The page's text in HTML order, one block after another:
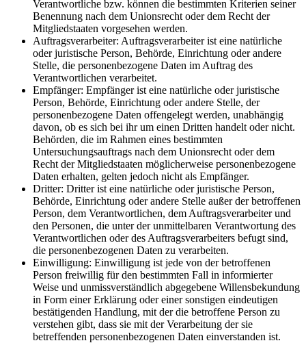
Verantwortliche bzw. können die bestimmten Kriterien seiner
Benennung nach dem Unionsrecht oder dem Recht der
Mitgliedstaaten vorgesehen werden.
Auftragsverarbeiter: Auftragsverarbeiter ist eine natürliche
oder juristische Person, Behörde, Einrichtung oder andere
Stelle, die personenbezogene Daten im Auftrag des
Verantwortlichen verarbeitet.
Empfänger: Empfänger ist eine natürliche oder juristische
Person, Behörde, Einrichtung oder andere Stelle, der
personenbezogene Daten offengelegt werden, unabhängig
davon, ob es sich bei ihr um einen Dritten handelt oder nicht.
Behörden, die im Rahmen eines bestimmten
Untersuchungsauftrags nach dem Unionsrecht oder dem
Recht der Mitgliedstaaten möglicherweise personenbezogene
Daten erhalten, gelten jedoch nicht als Empfänger.
Dritter: Dritter ist eine natürliche oder juristische Person,
Behörde, Einrichtung oder andere Stelle außer der betroffenen
Person, dem Verantwortlichen, dem Auftragsverarbeiter und
den Personen, die unter der unmittelbaren Verantwortung des
Verantwortlichen oder des Auftragsverarbeiters befugt sind,
die personenbezogenen Daten zu verarbeiten.
Einwilligung: Einwilligung ist jede von der betroffenen
Person freiwillig für den bestimmten Fall in informierter
Weise und unmissverständlich abgegebene Willensbekundung
in Form einer Erklärung oder einer sonstigen eindeutigen
bestätigenden Handlung, mit der die betroffene Person zu
verstehen gibt, dass sie mit der Verarbeitung der sie
betreffenden personenbezogenen Daten einverstanden ist.